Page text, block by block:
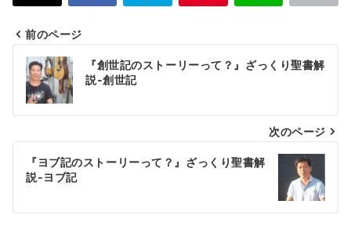
投
稿
ナ
ビ
ー
シ
前のページ
『創世記のストーリーって？』ざっくり聖書解
説-創世記
次のページ
『ヨブ記のストーリーって？』ざっくり聖書解
説-ヨブ記